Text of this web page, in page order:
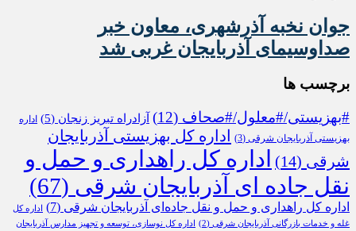
جوان نخبه آذرشهری، معاون خبر
صداوسیمای آذربایجان غربی شد
برچسب ها
#بهزیستی/#معلول/#صحاف (12) آزادراه تبریز زنجان (5)
اداره
بهزیستی آذربایجان شرقی (3)
اداره کل بهزیستی آذربایجان
شرقی (14)
اداره کل راهداری و حمل و
نقل جاده ای آذربایجان شرقی (67)
اداره کل راهداری و حمل و نقل جاده‌ای آذربایجان شرقی (7)
اداره کل
غله و خدمات بازرگانی آذربایجان شرقی (2)
اداره کل نوسازی، توسعه و تجهیز مدارس آذربایجان